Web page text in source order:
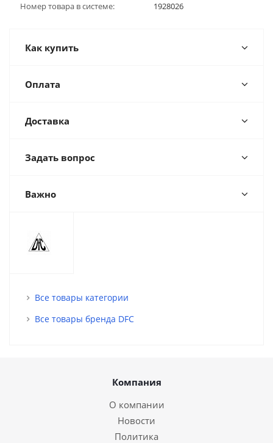
Номер товара в системе: 1928026
Как купить
Оплата
Доставка
Задать вопрос
Важно
Все товары категории
Все товары бренда DFC
Компания
О компании
Новости
Политика